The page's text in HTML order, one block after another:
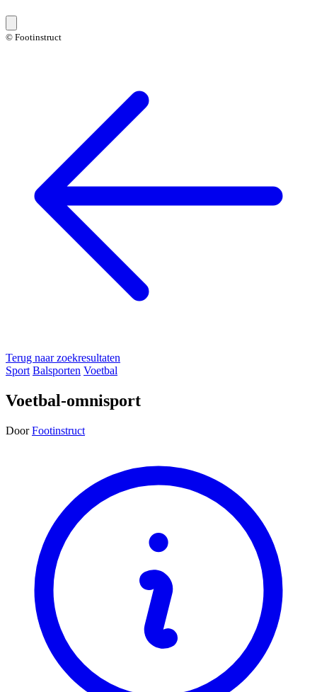
© Footinstruct
Terug naar zoekresultaten
Sport Balsporten Voetbal
Voetbal-omnisport
Door Footinstruct